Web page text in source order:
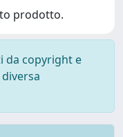
prodotto.
da copyright e